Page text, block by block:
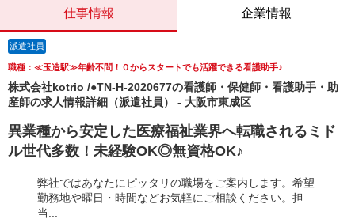
仕事情報 企業情報
派遣社員
職種：≪玉造駅≫年齢不問！０からスタートでも活躍できる看護助手♪
株式会社kotrio /●TN-H-2020677の看護師・保健師・看護助手・助
産師の求人情報詳細（派遣社員） - 大阪市東成区
異業種から安定した医療福祉業界へ転職されるミド
ル世代多数！未経験OK◎無資格OK♪
弊社ではあなたにピッタリの職場をご案内します。希望
勤務地や曜日・時間などお気軽にご相談ください。担
当...